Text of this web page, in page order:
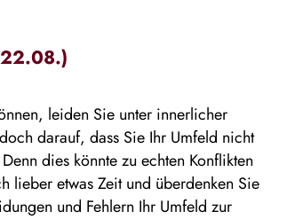
leiden Sie unter innerlicher
darauf, dass Sie Ihr Umfeld nicht
dies könnte zu echten Konflikten
lieber etwas Zeit und überdenken Sie
und Fehlern Ihr Umfeld zur